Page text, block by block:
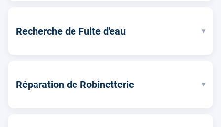
Recherche de Fuite d'eau ▾
Réparation de Robinetterie ▾